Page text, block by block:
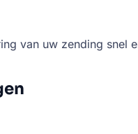
van uw zending snel